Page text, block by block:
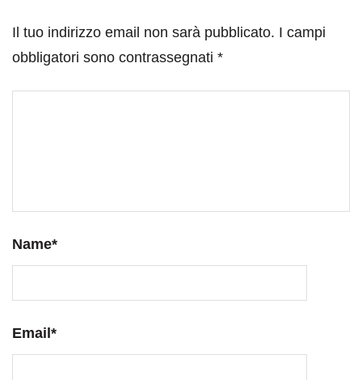
Il tuo indirizzo email non sarà pubblicato. I campi
obbligatori sono contrassegnati *
Name*
Email*